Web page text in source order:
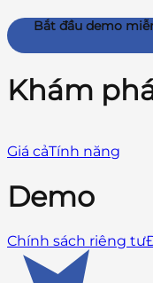
Bắt đầu demo
Khám
Giá cảTính năng
Demo
Chính sách riêng tư